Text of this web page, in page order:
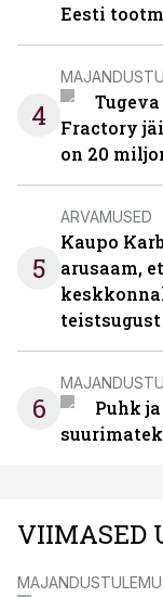
Eesti
4
Fractory
on 20
5
ARVAMUSED
Kaupo
arusaam,
6
Puhk
VIIMASED